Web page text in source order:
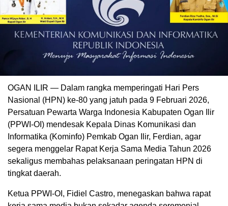
OGAN ILIR — Dalam rangka memperingati Hari Pers
Nasional (HPN) ke-80 yang jatuh pada 9 Februari 2026,
Persatuan Pewarta Warga Indonesia Kabupaten Ogan Ilir
(PPWI-OI) mendesak Kepala Dinas Komunikasi dan
Informatika (Kominfo) Pemkab Ogan Ilir, Ferdian, agar
segera menggelar Rapat Kerja Sama Media Tahun 2026
sekaligus membahas pelaksanaan peringatan HPN di
tingkat daerah.
Ketua PPWI-OI, Fidiel Castro, menegaskan bahwa rapat